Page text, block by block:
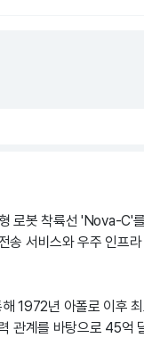
로봇 착륙선 'Nova-C'
송 서비스와 우주 인프
1972년 아폴로 이후
관계를 바탕으로 45억